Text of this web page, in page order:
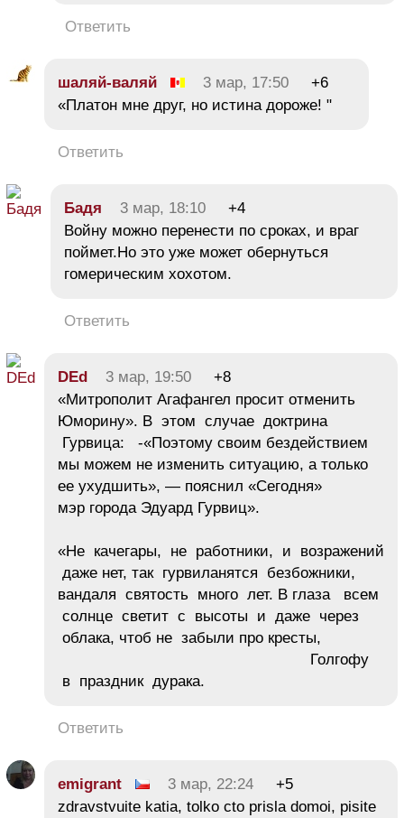
Ответить
шаляй-валяй 3 мар, 17:50
+6
«Платон мне друг, но истина дороже! "
Ответить
Бадя 3 мар, 18:10
+4
Войну можно перенести по сроках, и враг
поймет.Но это уже может обернуться
гомерическим хохотом.
Ответить
DEd 3 мар, 19:50
+8
«Митрополит Агафангел просит отменить
Юморину». В этом случае доктрина
Гурвица: -«Поэтому своим бездействием
мы можем не изменить ситуацию, а только
ее ухудшить», — пояснил «Сегодня»
мэр города Эдуард Гурвиц».
«Не качегары, не работники, и возражений
даже нет, так гурвиланятся безбожники,
вандаля святость много лет. В глаза всем
солнце светит с высоты и даже через
облака, чтоб не забыли про кресты,
Голгофу
в праздник дурака.
Ответить
emigrant 3 мар, 22:24
+5
zdravstvuite katia, tolko cto prisla domoi, pisite